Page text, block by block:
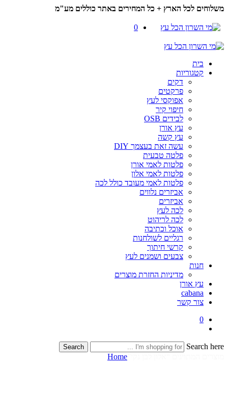
משלוחים לכל הארץ + כל המחירים באתר כוללים מע"מ
0
בית
קטגוריות
דקים
פרקטים
אפוקסי לעץ
חיפוי קיר
לבידים OSB
עץ אורן
עץ קשה
עשה זאת בעצמך DIY
פלטה טבעית
פלטות לאמי אורן
פלטות לאמי אלון
פלטות לאמי מעובד כולל לכה
אביזרים נלווים
אביזרים
לכה לעץ
לכה לריהוט
אוכל וכתיבה
רגליים לשולחנות
קרשי חיתוך
צבעים ושמנים לעץ
חנות
מדיניות החזרת מוצרים
עץ אורן
cabana
צור קשר
0
Search here
Search
Home